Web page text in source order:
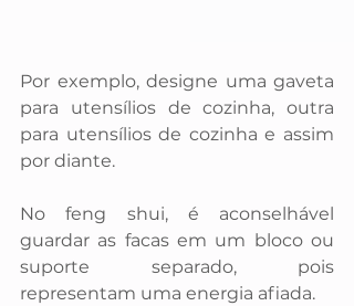
Por exemplo, designe uma gaveta
para utensílios de cozinha, outra
para utensílios de cozinha e assim
por diante.
No feng shui, é aconselhável
guardar as facas em um bloco ou
suporte separado, pois
representam uma energia afiada.